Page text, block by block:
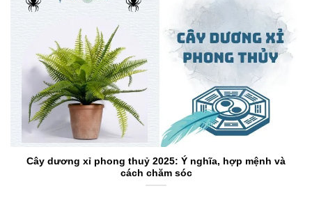
Cây dương xỉ phong thuỷ 2025: Ý nghĩa, hợp mệnh và
cách chăm sóc